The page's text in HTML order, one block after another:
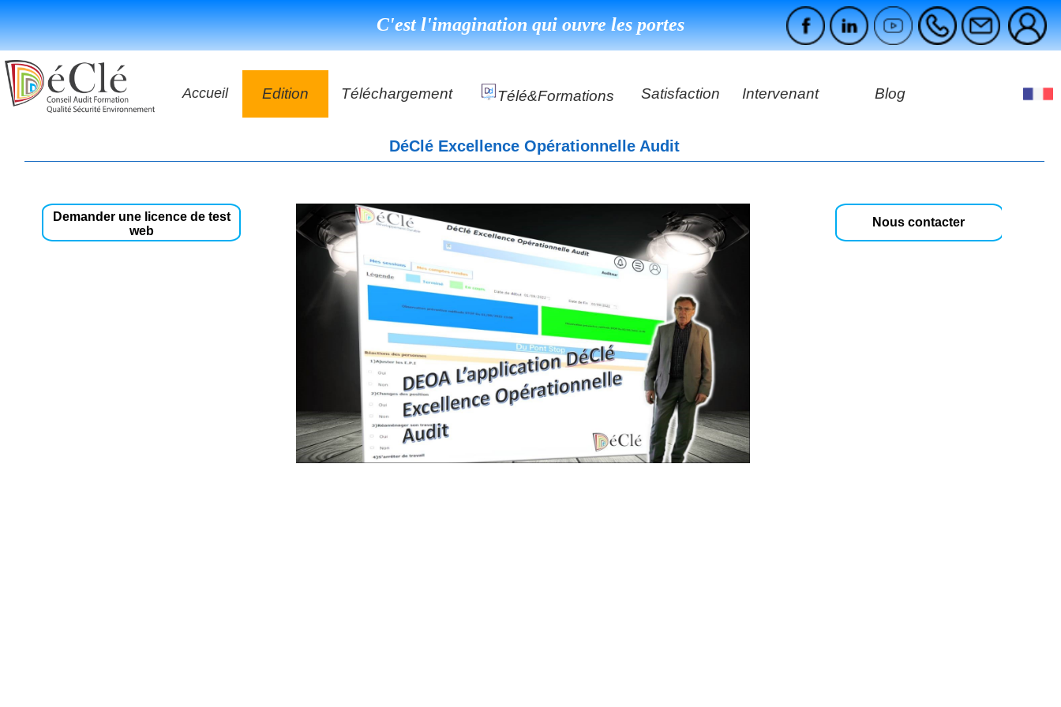
C'est l'imagination qui ouvre les portes
Accueil Edition
DéClé Excellence Opérationnel Audit
Les livres
Téléchargement Télé&formations Satisfaction
Témoignages
Intervenant Blog
DéClé Excellence Opérationnelle Audit
Demander une licence de test
web
Nous contacter